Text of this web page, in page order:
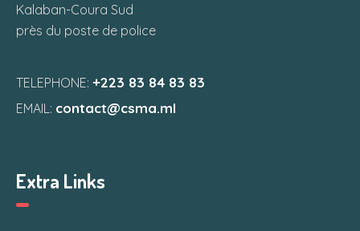
Kalaban-Coura Sud
près du poste de police
TELEPHONE:+223 83 84 83 83
EMAIL: contact@csma.ml
Extra Links